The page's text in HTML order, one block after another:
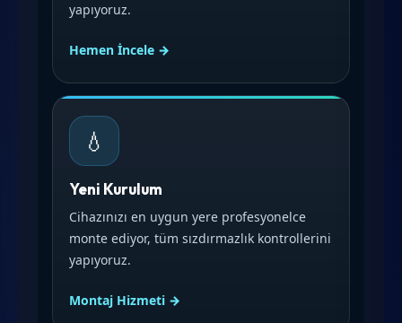
yapıyoruz.
Hemen İncele →
💧
Yeni Kurulum
Cihazınızı en uygun yere profesyonelce
monte ediyor, tüm sızdırmazlık kontrollerini
yapıyoruz.
Montaj Hizmeti →